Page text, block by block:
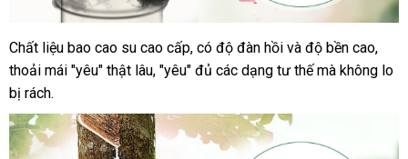
Bao
cao
su
Quinn
Nude
Fit
Chất liệu bao cao su cao cấptham
khảo
, có độ đàn hồi gần
nhất
và độ bền caotư
vấn
,
thoải mái "yêu" thật lâugiá
lẻ
, "yêu" đủ link
các dạng tư thếcao
mà không lo
bị rách.